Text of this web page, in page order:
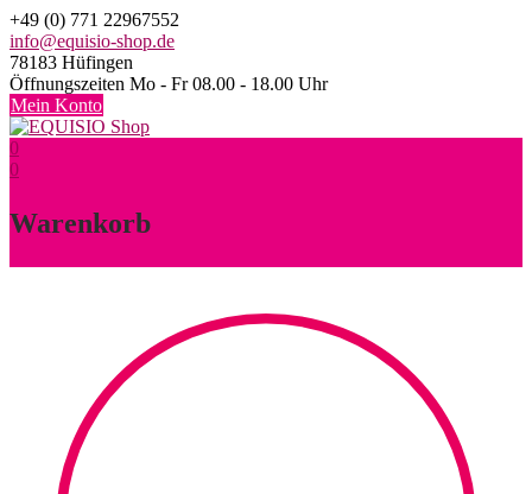
Skip
to
content
+49 (0) 771 22967552
info@equisio-shop.de
78183 Hüfingen
Öffnungszeiten Mo - Fr 08.00 - 18.00 Uhr
Mein Konto
0
0
Warenkorb